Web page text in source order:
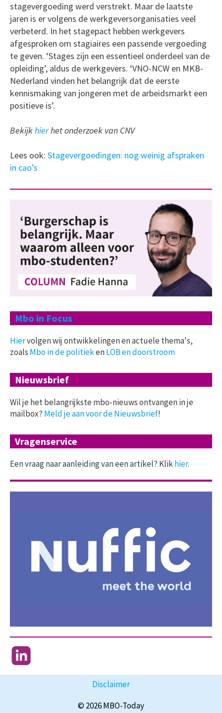
stagevergoeding werd verstrekt. Maar de laatste
jaren is er volgens de werkgeversorganisaties veel
verbeterd. In het stagepact hebben werkgevers
afgesproken om stagiaires een passende vergoeding
te geven. ‘Stages zijn een essentieel onderdeel van de
opleiding’, aldus de werkgevers. ‘VNO-NCW en MKB-
Nederland vinden het belangrijk dat de eerste
kennismaking van jongeren met de arbeidsmarkt een
positieve is’.
Bekijkhierhet onderzoek van CNV
Lees ook: Stagevergoedingen: nog weinig afspraken
in cao’s
Mbo in Focus
Hiervolgen wij ontwikkelingen en actuele thema's,
zoals Mbo in de politiekenLOB en doorstroom
Nieuwsbrief
Wil je het belangrijkste mbo-nieuws ontvangen in je
mailbox? Meld je aan voor de Nieuwsbrief!
Vragenservice
Een vraag naar aanleiding van een artikel? Klikhier.
Disclaimer
© 2026 MBO-Today